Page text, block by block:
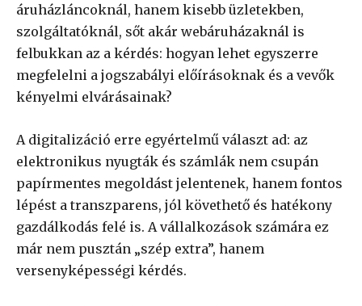
áruházláncoknál, hanem kisebb üzletekben,
szolgáltatóknál, sőt akár webáruházaknál is
felbukkan az a kérdés: hogyan lehet egyszerre
megfelelni a jogszabályi előírásoknak és a vevők
kényelmi elvárásainak?
A digitalizáció erre egyértelmű választ ad: az
elektronikus nyugták és számlák nem csupán
papírmentes megoldást jelentenek, hanem fontos
lépést a transzparens, jól követhető és hatékony
gazdálkodás felé is. A vállalkozások számára ez
már nem pusztán „szép extra”, hanem
versenyképességi kérdés.